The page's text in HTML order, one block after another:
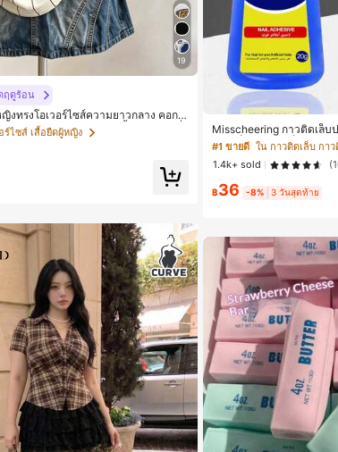
19
ฤดูร้อน
งทรงโอเวอร์ไซส์ความยาวกลาง คอกล
วอักษรและลายทางแนวตั้ง สไตล์แฟชั่
ห้เพื่อน
ร์ไซส์ เสื้อยืดผู้หญิง
Misscheering กาวติดเล็บ
เกอร์เล็บนุ่ม แห้งเร็ว เหมา
น
#1 ขายดี ใน กาวติดเล็บ กา
1.4k+ sold
฿36 -8% 3 วันสุดท้าย